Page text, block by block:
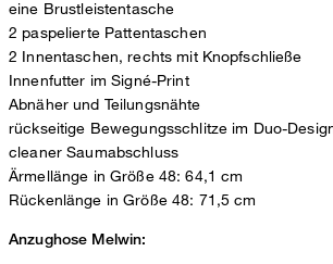
eine Brustleistentasche
2 paspelierte Pattentaschen
2 Innentaschen, rechts mit Knopfschließe
Innenfutter im Signé-Print
Abnäher und Teilungsnähte
rückseitige Bewegungsschlitze im Duo-
cleaner Saumabschluss
Ärmellänge in Größe 48: 64,1 cm
Rückenlänge in Größe 48: 71,5 cm
Anzughose Melwin: